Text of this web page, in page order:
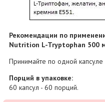
Рекомендации по
Nutrition L-Tryptophan 500
Принимайте по одной капсуле
Порций в упаковке:
60 капсул - 60 порций.